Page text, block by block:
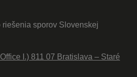
riešenia sporov Slovenskej
I.) 811 07 Bratislava – Staré